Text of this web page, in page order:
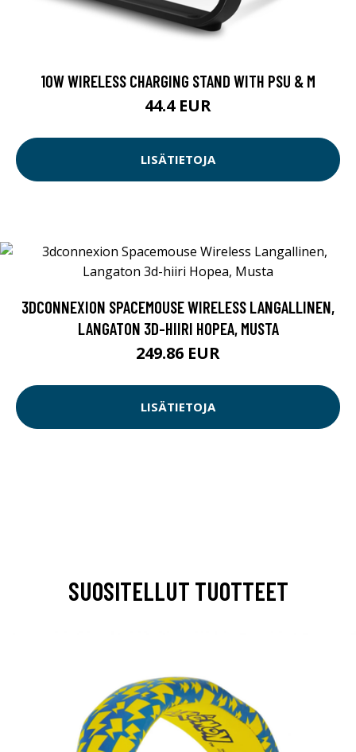
10W WIRELESS CHARGING STAND WITH PSU & M
44.4 EUR
LISÄTIETOJA
3DCONNEXION SPACEMOUSE WIRELESS LANGALLINEN,
LANGATON 3D-HIIRI HOPEA, MUSTA
249.86 EUR
LISÄTIETOJA
SUOSITELLUT TUOTTEET